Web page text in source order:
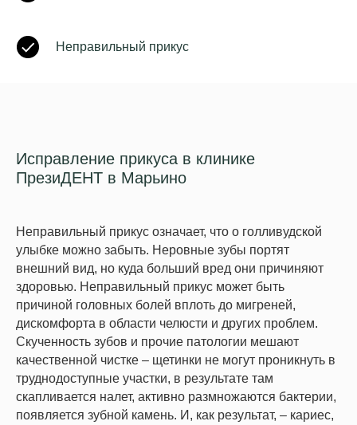
Неправильный прикус
Исправление прикуса в клинике
ПрезиДЕНТ в Марьино
Неправильный прикус означает, что о голливудской
улыбке можно забыть. Неровные зубы портят
внешний вид, но куда больший вред они причиняют
здоровью. Неправильный прикус может быть
причиной головных болей вплоть до мигреней,
дискомфорта в области челюсти и других проблем.
Скученность зубов и прочие патологии мешают
качественной чистке – щетинки не могут проникнуть в
труднодоступные участки, в результате там
скапливается налет, активно размножаются бактерии,
появляется зубной камень. И, как результат, – кариес,